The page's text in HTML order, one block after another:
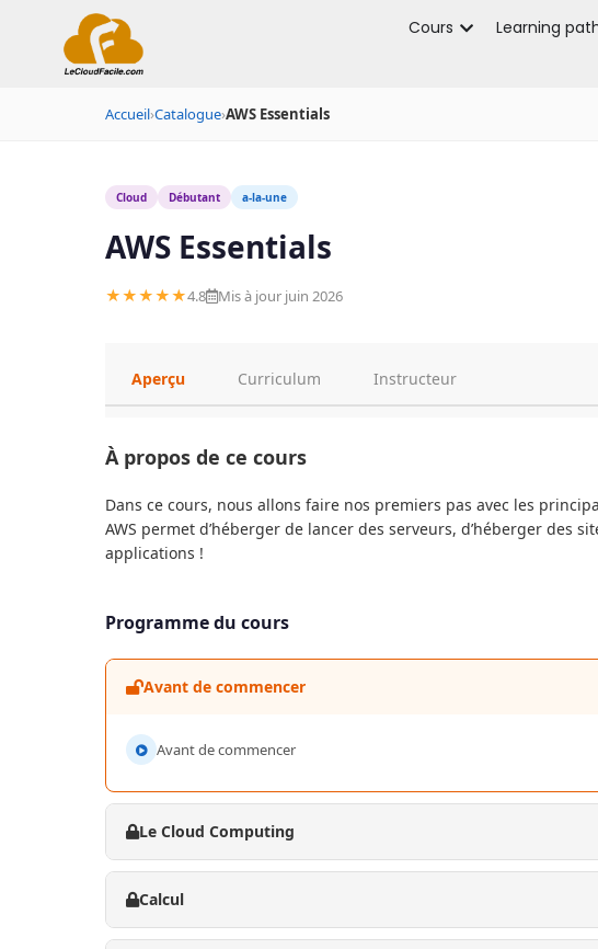
Cours Learning
Accueil›Catalogue›AWS Essentials
Cloud Débutant a-la-une
AWS Essentials
★★★★★4.8 Mis à jour juin 2026
Aperçu Curriculum Instructeur
À propos de ce cours
Dans ce cours, nous allons faire nos premiers pas avec les
AWS permet d’héberger de lancer des serveurs, d’héberger des
applications !
Programme du cours
Avant de commencer
Avant de commencer
Le Cloud Computing
Calcul